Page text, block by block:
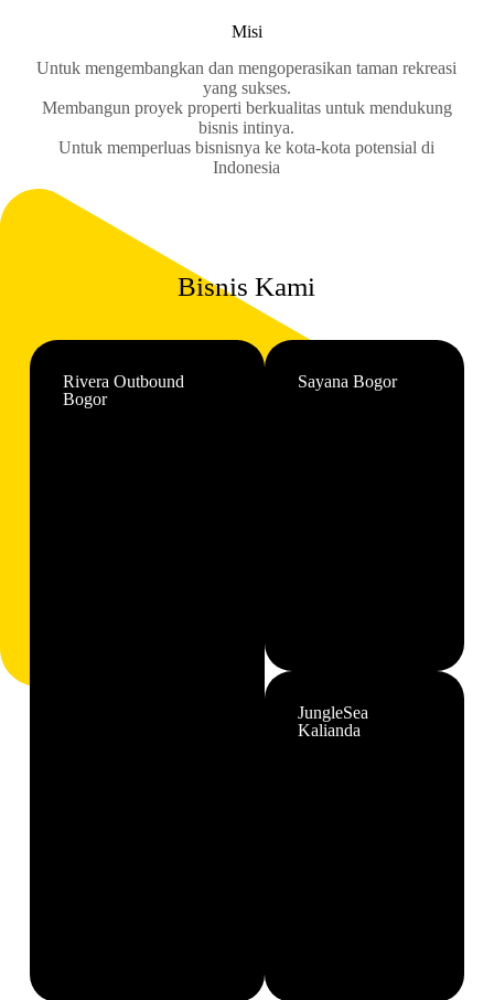
Misi
Untuk mengembangkan dan mengoperasikan taman rekreasi
yang sukses.
Membangun proyek properti berkualitas untuk mendukung
bisnis intinya.
Untuk memperluas bisnisnya ke kota-kota potensial di
Indonesia
Bisnis Kami
Rivera Outbound
Bogor
Sayana Bogor
JungleSea
Kalianda